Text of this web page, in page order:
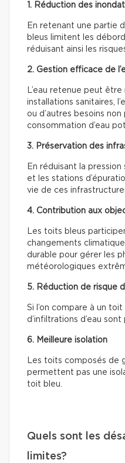
1. Réduction des
En retenant une partie
bleus limitent les
réduisant ainsi les
2. Gestion efficace de
L’eau retenue peut
installations sanitaires,
ou d’autres besoins
consommation d’eau
3. Préservation des
En réduisant la
et les stations
vie de ces
4. Contribution aux
Les toits bleus
changements
durable pour gérer les
météorologiques
5. Réduction de risque
Si l’on compare à un
d’infiltrations d’eau sont
6. Meilleure isolation
Les toits composés de
permettent pas une
toit bleu.
Quels sont les
limites?